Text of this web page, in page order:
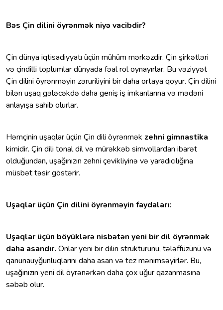
Bəs Çin dilini öyrənmək niyə vacibdir?
Çin dünya iqtisadiyyatı üçün mühüm mərkəzdir. Çin şirkətləri
və çindilli toplumlar dünyada fəal rol oynayırlar. Bu vəziyyət
Çin dilini öyrənməyin zəruriliyini bir daha ortaya qoyur. Çin dilini
bilən uşaq gələcəkdə daha geniş iş imkanlarına və mədəni
anlayışa sahib olurlar.
Həmçinin uşaqlar üçün Çin dili öyrənmək zehni gimnastika
kimidir. Çin dili tonal dil və mürəkkəb simvollardan ibarət
olduğundan, uşağınızın zehni çevikliyinə və yaradıcılığına
müsbət təsir göstərir.
Uşaqlar üçün Çin dilini öyrənməyin faydaları:
Uşaqlar üçün böyüklərə nisbətən yeni bir dil öyrənmək
daha asandır. Onlar yeni bir dilin strukturunu, tələffüzünü və
qanunauyğunluqlarını daha asan və tez mənimsəyirlər. Bu,
uşağınızın yeni dil öyrənərkən daha çox uğur qazanmasına
səbəb olur.